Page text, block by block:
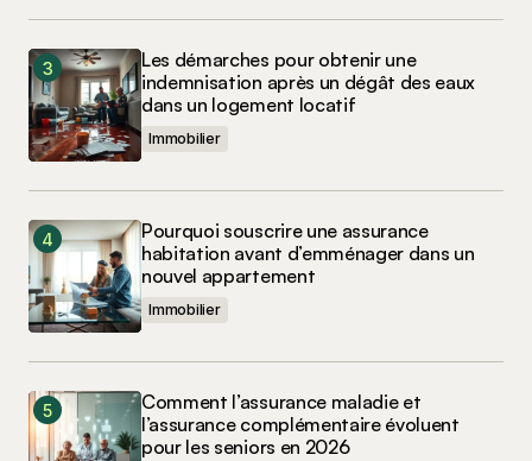
Les démarches pour obtenir une
indemnisation après un dégât des eaux
dans un logement locatif
Immobilier
Pourquoi souscrire une assurance
habitation avant d’emménager dans un
nouvel appartement
Immobilier
Comment l’assurance maladie et
l’assurance complémentaire évoluent
pour les seniors en 2026